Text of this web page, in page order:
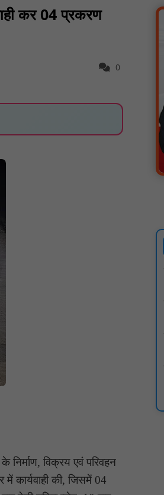
कर 04 प्रकरण
0
निर्माण, विक्रय एवं परिवहन
में कार्यवाही की, जिसमें 04